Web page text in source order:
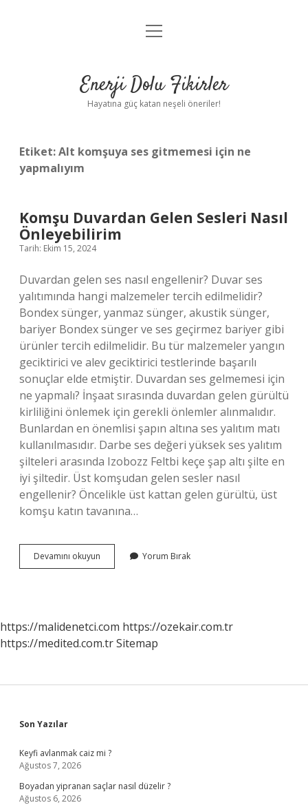
Anasayfa
Yasal Uyarı
menüyü
Enerji Dolu Fikirler
Hayatına güç katan neşeli öneriler!
Etiket:Alt komşuya ses gitmemesi için ne
yapmalıyım
Komşu Duvardan Gelen Sesleri Nasıl
Önleyebilirim
Tarih: Ekim 15, 2024
Duvardan gelen ses nasıl engellenir? Duvar ses
yalıtımında hangi malzemeler tercih edilmelidir?
Bondex sünger, yanmaz sünger, akustik sünger,
bariyer Bondex sünger ve ses geçirmez bariyer gibi
ürünler tercih edilmelidir. Bu tür malzemeler yangın
geciktirici ve alev geciktirici testlerinde başarılı
sonuçlar elde etmiştir. Duvardan ses gelmemesi için
ne yapmalı? İnşaat sırasında duvardan gelen gürültü
kirliliğini önlemek için gerekli önlemler alınmalıdır.
Bunlardan en önemlisi şapın altına ses yalıtım matı
kullanılmasıdır. Darbe ses değeri yüksek ses yalıtım
şilteleri arasında Izobozz Feltbi keçe şap altı şilte en
iyi şiltedir. Üst komşudan gelen sesler nasıl
engellenir? Öncelikle üst kattan gelen gürültü, üst
komşu katın tavanına…
Devamını okuyun
Duvardan
Yorum Bırak
https://malidenetci.com https://ozekair.com.tr
https://medited.com.trSitemap
Sidebar
Son Yazılar
Keyfi avlanmak caiz mi ?
Ağustos 7, 2026
Boyadan yipranan saçlar nasıl düzelir ?
Ağustos 6, 2026